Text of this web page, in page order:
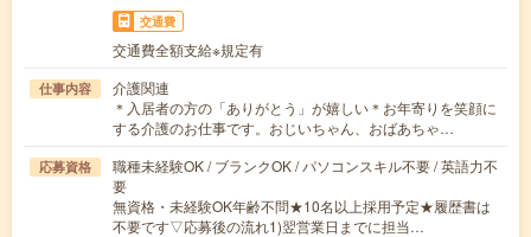
交通費
交通費全額支給※規定有
仕事内容
介護関連
＊入居者の方の「ありがとう」が嬉しい＊お年寄りを笑顔に
する介護のお仕事です。おじいちゃん、おばあちゃ…
応募資格
職種未経験OK / ブランクOK / パソコンスキル不要 / 英語力不
要
無資格・未経験OK年齢不問★10名以上採用予定★履歴書は
不要です▽応募後の流れ1)翌営業日までに担当…